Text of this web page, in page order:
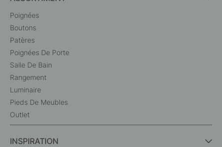
Poignées
Boutons
Patères
Poignées De Porte
Salle De Bain
Rangement
Luminaire
Pieds De Meubles
Outlet
INSPIRATION